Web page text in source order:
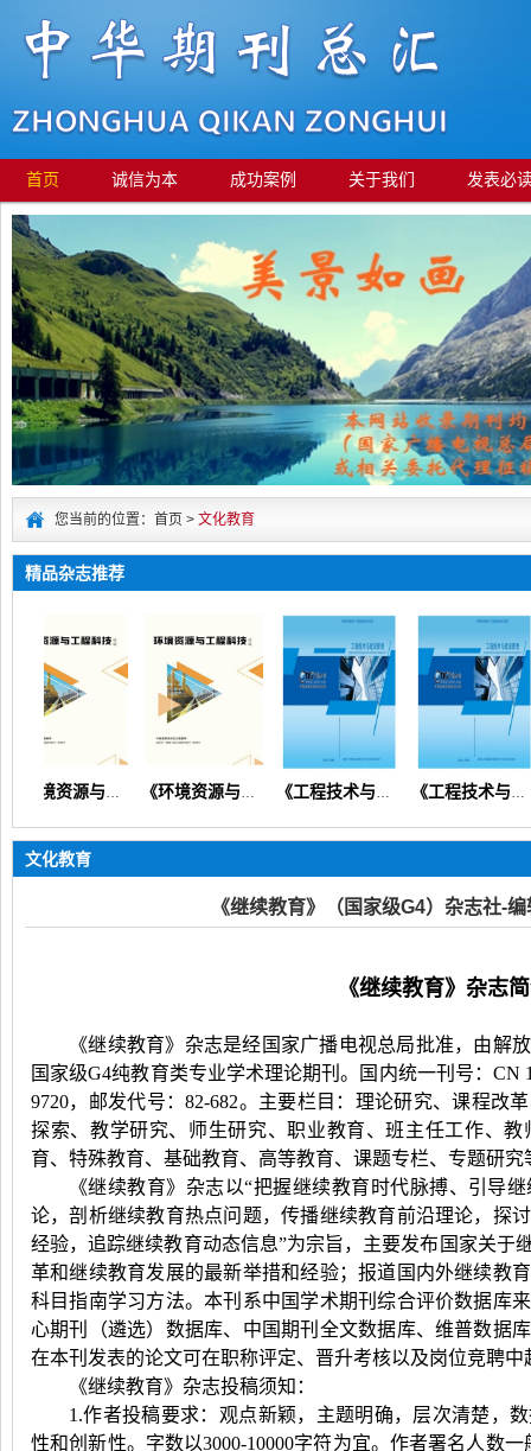
首页 诚信为本 成功案例 关于我们 发表必
您当前的位置：首页 > 文化教育
精品杂志推荐
《环境资源与工程科技论坛》（生态环境矿产地质资源经济） 《环境资源与工程科技论坛》 《工程技术与建设管理》（设计规划预算造价安全质量）【知网会刊】 《工程技术与建设管理》
文化教育
《继续教育》（国家级G4）杂志社-
《继续教育》杂志
《继续教育》杂志是经国家广播电视总局批准，由解
国家级G4纯教育类专业学术理论期刊。国内统一刊号：CN
9720，邮发代号：82-682。主要栏目：理论研究、课程改
探索、教学研究、师生研究、职业教育、班主任工作、
育、特殊教育、基础教育、高等教育、课题专栏、专题研究
《继续教育》杂志以“把握继续教育时代脉搏、引导
论，剖析继续教育热点问题，传播继续教育前沿理论，探
经验，追踪继续教育动态信息”为宗旨，主要发布国家关于
革和继续教育发展的最新举措和经验；报道国内外继续教
科目指南学习方法。本刊系中国学术期刊综合评价数据库
心期刊（遴选）数据库、中国期刊全文数据库、维普数据
在本刊发表的论文可在职称评定、晋升考核以及岗位竞聘
《继续教育》杂志投稿须知：
1.作者投稿要求：观点新颖，主题明确，层次清楚，
性和创新性。字数以3000-10000字符为宜。作者署名人数一